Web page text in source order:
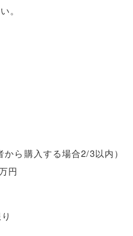
。
ら購入する場合2/3以内）
円